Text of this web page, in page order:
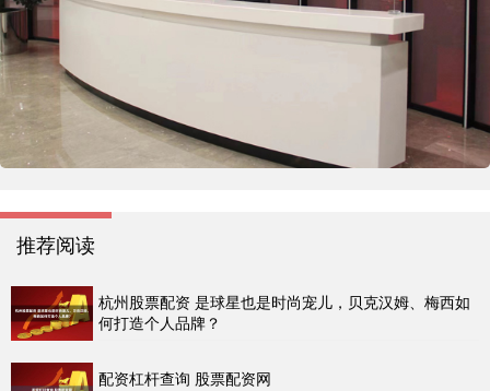
推荐阅读
杭州股票配资 是球星也是时尚宠儿，贝克汉姆、梅西如
何打造个人品牌？
配资杠杆查询 股票配资网